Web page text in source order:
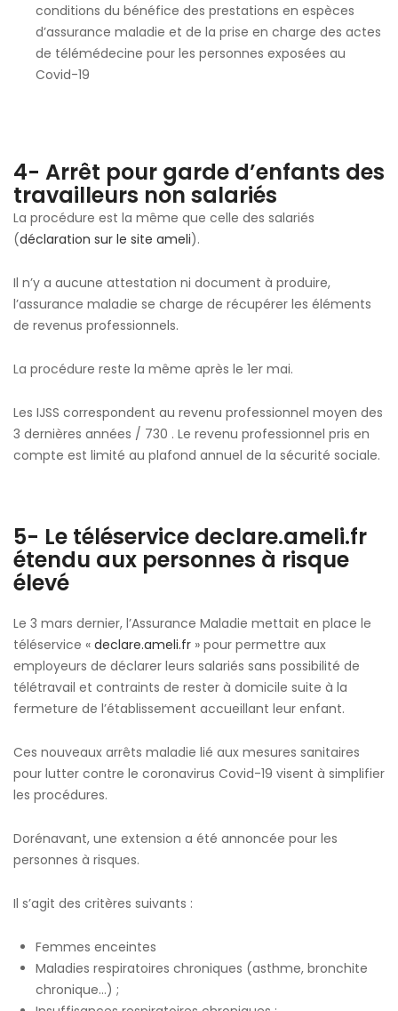
conditions du bénéfice des prestations en espèces
d’assurance maladie et de la prise en charge des actes
de télémédecine pour les personnes exposées au
Covid-19
4- Arrêt pour garde d’enfants des
travailleurs non salariés
La procédure est la même que celle des salariés
(déclaration sur le site ameli).
Il n’y a aucune attestation ni document à produire,
l’assurance maladie se charge de récupérer les éléments
de revenus professionnels.
La procédure reste la même après le 1er mai.
Les IJSS correspondent au revenu professionnel moyen des
3 dernières années / 730 . Le revenu professionnel pris en
compte est limité au plafond annuel de la sécurité sociale.
5- Le téléservice declare.ameli.fr
étendu aux personnes à risque
élevé
Le 3 mars dernier, l’Assurance Maladie mettait en place le
téléservice « declare.ameli.fr » pour permettre aux
employeurs de déclarer leurs salariés sans possibilité de
télétravail et contraints de rester à domicile suite à la
fermeture de l’établissement accueillant leur enfant.
Ces nouveaux arrêts maladie lié aux mesures sanitaires
pour lutter contre le coronavirus Covid-19 visent à simplifier
les procédures.
Dorénavant, une extension a été annoncée pour les
personnes à risques.
Il s’agit des critères suivants :
Femmes enceintes
Maladies respiratoires chroniques (asthme, bronchite
chronique…) ;